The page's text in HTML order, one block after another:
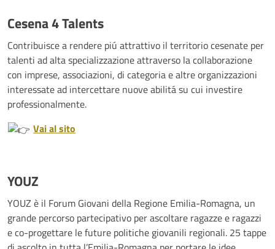
Cesena 4 Talents
Contribuisce a rendere piú attrattivo il territorio cesenate per
talenti ad alta specializzazione attraverso la collaborazione
con imprese, associazioni, di categoria e altre organizzazioni
interessate ad intercettare nuove abilitá su cui investire
professionalmente.
Vai al sito
YOUZ
YOUZ è il Forum Giovani della Regione Emilia-Romagna, un
grande percorso partecipativo per ascoltare ragazze e ragazzi
e co-progettare le future politiche giovanili regionali. 25 tappe